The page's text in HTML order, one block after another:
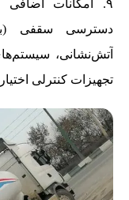
امکانات
دسترسی سقفی
آتش‌نشانی،
تجهیزات کنترلی